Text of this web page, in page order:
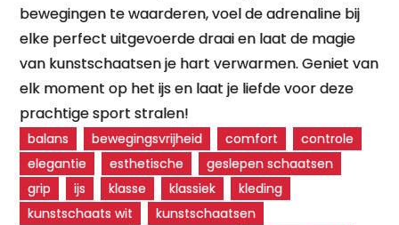
bewegingen te waarderen, voel de adrenaline bij
elke perfect uitgevoerde draai en laat de magie
van kunstschaatsen je hart verwarmen. Geniet van
elk moment op het ijs en laat je liefde voor deze
prachtige sport stralen!
balans bewegingsvrijheid comfort
controle
elegantie
esthetische
geslepen schaatsen
grip
ijs klasse klassiek
kleding
kunstschaats wit
kunstschaatsen